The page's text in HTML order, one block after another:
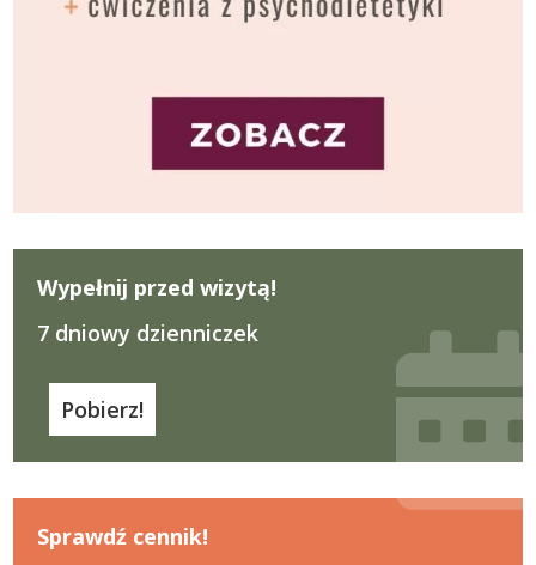
Wypełnij przed wizytą!
7 dniowy dzienniczek
Pobierz!
Sprawdź cennik!